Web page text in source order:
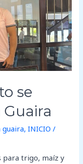
se
guaira,INICIO /
para trigo, maíz y